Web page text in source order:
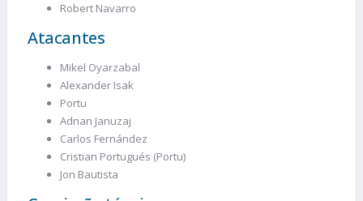
Robert Navarro
Atacantes
Mikel Oyarzabal
Alexander Isak
Portu
Adnan Januzaj
Carlos Fernández
Cristian Portugués (Portu)
Jon Bautista